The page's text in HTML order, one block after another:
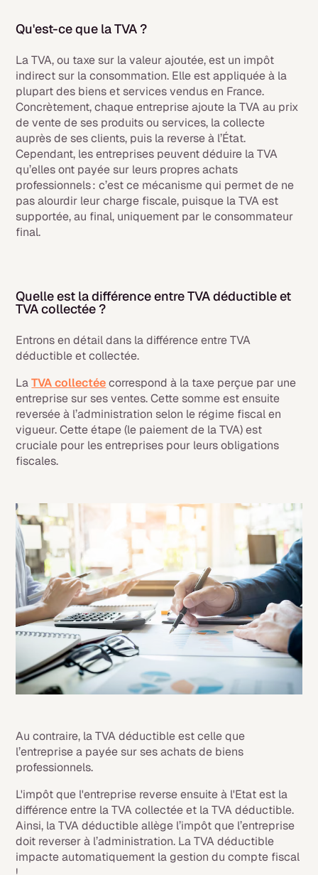
Qu'est-ce que la TVA ?
La TVA, ou taxe sur la valeur ajoutée, est un impôt
indirect sur la consommation. Elle est appliquée à la
plupart des biens et services vendus en France.
Concrètement, chaque entreprise ajoute la TVA au prix
de vente de ses produits ou services, la collecte
auprès de ses clients, puis la reverse à l’État.
Cependant, les entreprises peuvent déduire la TVA
qu’elles ont payée sur leurs propres achats
professionnels : c’est ce mécanisme qui permet de ne
pas alourdir leur charge fiscale, puisque la TVA est
supportée, au final, uniquement par le consommateur
final.
Quelle est la différence entre TVA déductible et
TVA collectée ?
Entrons en détail dans la différence entre TVA
déductible et collectée.
LaTVA collectéecorrespond à la taxe perçue par une
entreprise sur ses ventes. Cette somme est ensuite
reversée à l’administration selon le régime fiscal en
vigueur. Cette étape (le paiement de la TVA) est
cruciale pour les entreprises pour leurs obligations
fiscales.
Au contraire, la TVA déductible est celle que
l’entreprise a payée sur ses achats de biens
professionnels.
L'impôt que l'entreprise reverse ensuite à l'Etat est la
différence entre la TVA collectée et la TVA déductible.
Ainsi, la TVA déductible allège l’impôt que l’entreprise
doit reverser à l’administration. La TVA déductible
impacte automatiquement la gestion du compte fiscal